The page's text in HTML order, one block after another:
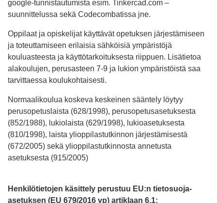
google-tunnistautumista esim. Tinkercad.com –
suunnittelussa sekä Codecombatissa jne.
Oppilaat ja opiskelijat käyttävät opetuksen järjestämiseen
ja toteuttamiseen erilaisia sähköisiä ympäristöjä
kouluasteesta ja käyttötarkoituksesta riippuen. Lisätietoa
alakoulujen, perusasteen 7-9 ja lukion ympäristöistä saa
tarvittaessa koulukohtaisesti.
Normaalikoulua koskeva keskeinen sääntely löytyy
perusopetuslaista (628/1998), perusopetusasetuksesta
(852/1988), lukiolaista (629/1998), lukioasetuksesta
(810/1998), laista ylioppilastutkinnon järjestämisestä
(672/2005) sekä ylioppilas­tutkinnosta annetusta
asetuksesta (915/2005)
Henkilötietojen käsittely perustuu EU:n tietosuoja-
asetuksen (EU 679/2016 vp) artiklaan 6.1: